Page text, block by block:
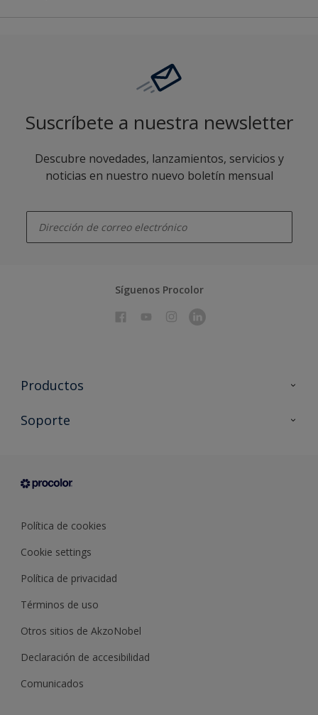
Suscríbete a nuestra newsletter
Descubre novedades, lanzamientos, servicios y
noticias en nuestro nuevo boletín mensual
Síguenos Procolor
Productos
Todos los productos
Condiciones generales de venta
Soporte
Sobre Procolor
Política de cookies
Cookie settings
Política de privacidad
Términos de uso
Otros sitios de AkzoNobel
Declaración de accesibilidad
Comunicados